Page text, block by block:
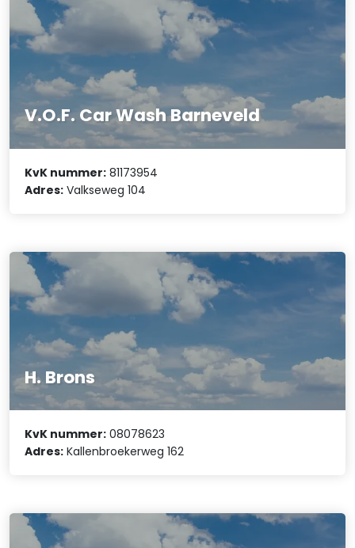
V.O.F. Car Wash Barneveld
KvK nummer: 81173954
Adres: Valkseweg 104
H. Brons
KvK nummer: 08078623
Adres: Kallenbroekerweg 162